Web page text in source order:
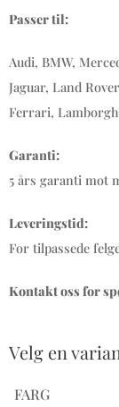
Passer til:
Audi, BMW,
Jaguar, Land
Ferrari,
Garanti:
5 års garanti mot
Leveringstid:
For tilpassede
Kontakt oss for
Velg en
FARG